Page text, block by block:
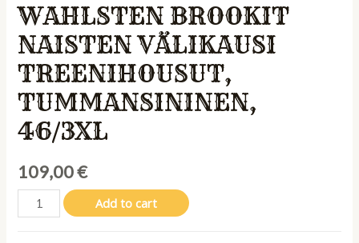
WAHLSTEN BROOKIT
NAISTEN VÄLIKAUSI
TREENIHOUSUT,
TUMMANSININEN,
46/3XL
109,00€
Wahlsten
Brookit
Add to cart